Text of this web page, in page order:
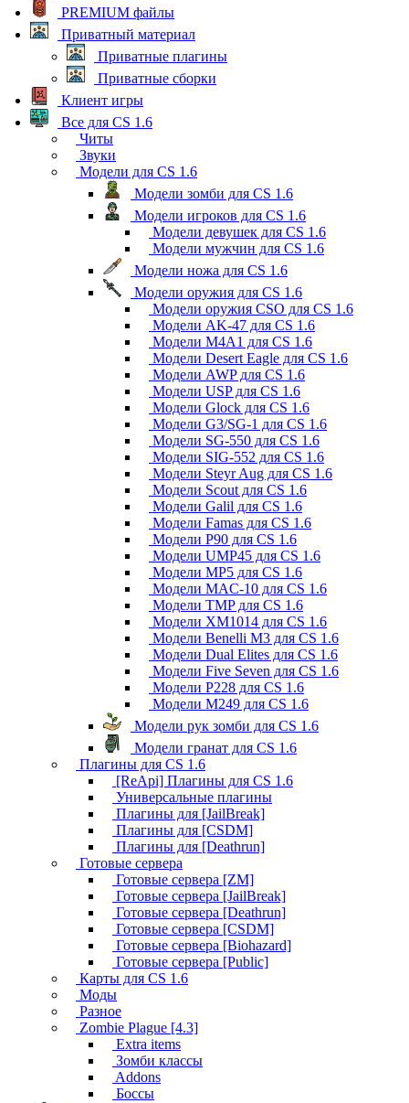
PREMIUM файлы
Приватный материал
Приватные плагины
Приватные сборки
Клиент игры
Все для CS 1.6
Читы
Звуки
Модели для CS 1.6
Модели зомби для CS 1.6
Модели игроков для CS 1.6
Модели девушек для CS 1.6
Модели мужчин для CS 1.6
Модели ножа для CS 1.6
Модели оружия для CS 1.6
Модели оружия CSO для CS 1.6
Модели AK-47 для CS 1.6
Модели M4A1 для CS 1.6
Модели Desert Eagle для CS 1.6
Модели AWP для CS 1.6
Модели USP для CS 1.6
Модели Glock для CS 1.6
Модели G3/SG-1 для CS 1.6
Модели SG-550 для CS 1.6
Модели SIG-552 для CS 1.6
Модели Steyr Aug для CS 1.6
Модели Scout для CS 1.6
Модели Galil для CS 1.6
Модели Famas для CS 1.6
Модели P90 для CS 1.6
Модели UMP45 для CS 1.6
Модели MP5 для CS 1.6
Модели MAC-10 для CS 1.6
Модели TMP для CS 1.6
Модели XM1014 для CS 1.6
Модели Benelli M3 для CS 1.6
Модели Dual Elites для CS 1.6
Модели Five Seven для CS 1.6
Модели P228 для CS 1.6
Модели M249 для CS 1.6
Модели рук зомби для CS 1.6
Модели гранат для CS 1.6
Плагины для CS 1.6
[ReApi] Плагины для CS 1.6
Универсальные плагины
Плагины для [JailBreak]
Плагины для [CSDM]
Плагины для [Deathrun]
Готовые сервера
Готовые сервера [ZM]
Готовые сервера [JailBreak]
Готовые сервера [Deathrun]
Готовые сервера [CSDM]
Готовые сервера [Biohazard]
Готовые сервера [Public]
Карты для CS 1.6
Моды
Разное
Zombie Plague [4.3]
Extra items
Зомби классы
Addons
Боссы